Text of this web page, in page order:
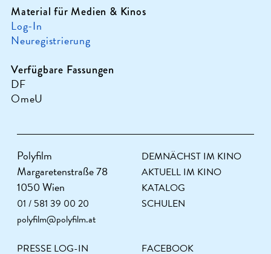
Material für Medien & Kinos
Log-In
Neuregistrierung
Verfügbare Fassungen
DF
OmeU
Polyfilm
Margaretenstraße 78
1050 Wien
01 / 581 39 00 20
polyfilm@polyfilm.at
DEMNÄCHST IM KINO
AKTUELL IM KINO
KATALOG
SCHULEN
PRESSE LOG-IN FACEBOOK